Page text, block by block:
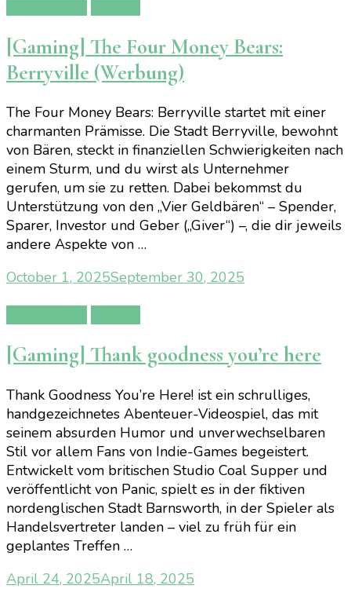
[Gaming] The Four Money Bears:
Berryville (Werbung)
The Four Money Bears: Berryville startet mit einer
charmanten Prämisse. Die Stadt Berryville, bewohnt
von Bären, steckt in finanziellen Schwierigkeiten nach
einem Sturm, und du wirst als Unternehmer
gerufen, um sie zu retten. Dabei bekommst du
Unterstützung von den „Vier Geldbären“ – Spender,
Sparer, Investor und Geber („Giver“) –, die dir jeweils
andere Aspekte von …
October 1, 2025September 30, 2025
[Gaming] Thank goodness you’re here
Thank Goodness You’re Here! ist ein schrulliges,
handgezeichnetes Abenteuer-Videospiel, das mit
seinem absurden Humor und unverwechselbaren
Stil vor allem Fans von Indie-Games begeistert.
Entwickelt vom britischen Studio Coal Supper und
veröffentlicht von Panic, spielt es in der fiktiven
nordenglischen Stadt Barnsworth, in der Spieler als
Handelsvertreter landen – viel zu früh für ein
geplantes Treffen …
April 24, 2025April 18, 2025